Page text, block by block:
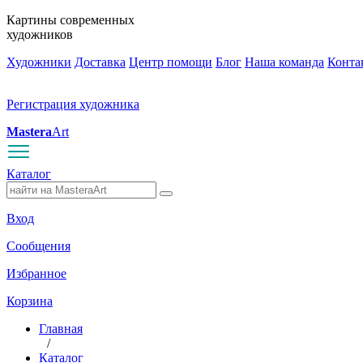
Картины современных
художников
Художники Доставка Центр помощи Блог Наша команда
Регистрация художника
MasteraArt
Каталог
Вход
Сообщения
Избранное
Корзина
Главная
/
Каталог